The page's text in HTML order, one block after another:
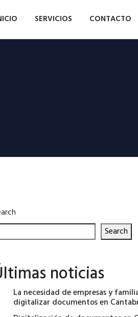
SERVICIOS CONTACTO
Search
noticias
La necesidad de empresas y
digitalizar documentos en